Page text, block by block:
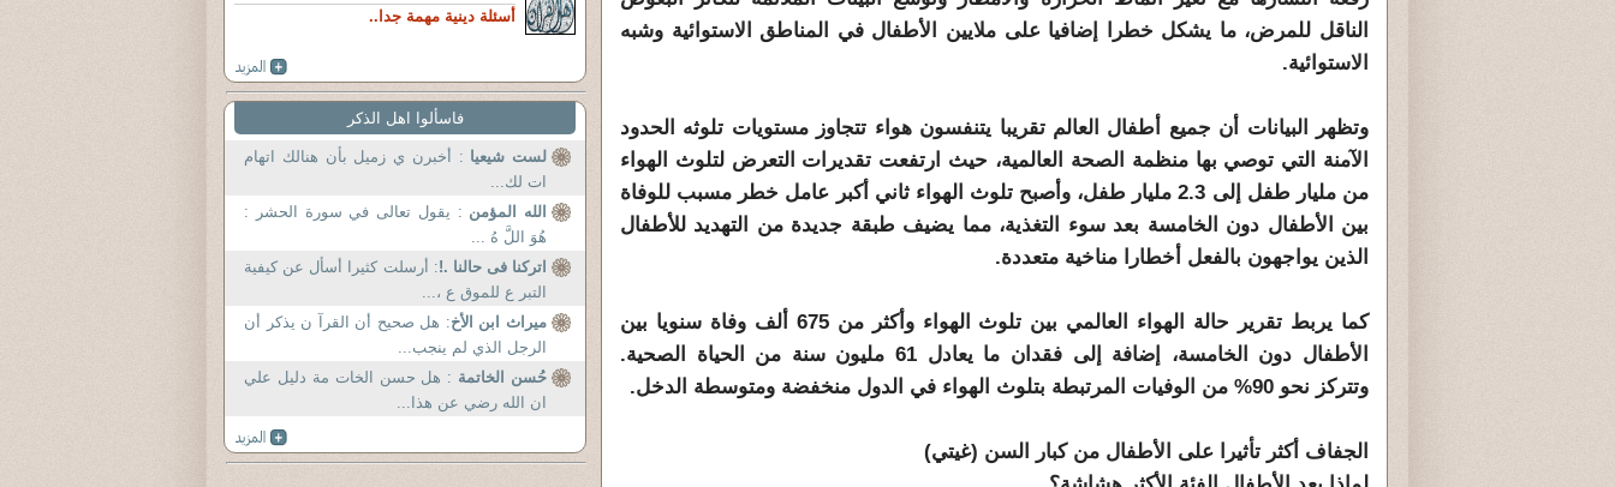
الناقل للمرض، ما يشكل خطرا إضافيا على ملايين الأطفال في المناطق الاستوائية وشبه
الاستوائية.
وتظهر البيانات أن جميع أطفال العالم تقريبا يتنفسون هواء تتجاوز مستويات تلوثه الحدود
الآمنة التي توصي بها منظمة الصحة العالمية، حيث ارتفعت تقديرات التعرض لتلوث الهواء
من مليار طفل إلى 2.3 مليار طفل، وأصبح تلوث الهواء ثاني أكبر عامل خطر مسبب للوفاة
بين الأطفال دون الخامسة بعد سوء التغذية، مما يضيف طبقة جديدة من التهديد للأطفال
الذين يواجهون بالفعل أخطارا مناخية متعددة.
كما يربط تقرير حالة الهواء العالمي بين تلوث الهواء وأكثر من 675 ألف وفاة سنويا بين
الأطفال دون الخامسة، إضافة إلى فقدان ما يعادل 61 مليون سنة من الحياة الصحية.
وتتركز نحو 90% من الوفيات المرتبطة بتلوث الهواء في الدول منخفضة ومتوسطة الدخل.
الجفاف أكثر تأثيرا على الأطفال من كبار السن (غيتي)
أسئلة دينية مهمة جدا..
فاسألوا اهل الذكر
لست شيعيا : أخبرن ي زميل بأن هنالك اتهام
ات لك...
الله المؤمن : يقول تعالى في سورة الحشر :
هُوَ اللَّ هُ ...
اتركنا فى حالنا .!: أرسلت كثيرا أسأل عن كيفية
التبر ع للموق ع ،...
ميراث ابن الأخ: هل صحيح أن القرآ ن يذكر أن
الرجل الذي لم ينجب...
حُسن الخاتمة : هل حسن الخات مة دليل علي
ان الله رضي عن هذا...